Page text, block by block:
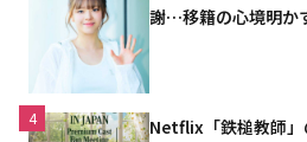
謝…移籍の心境明か
4
Netflix「鉄槌教師」